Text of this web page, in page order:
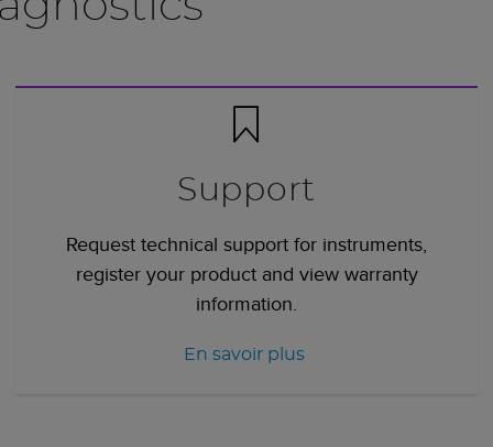
Support
Request technical support for instruments,
register your product and view warranty
information.
En savoir plus